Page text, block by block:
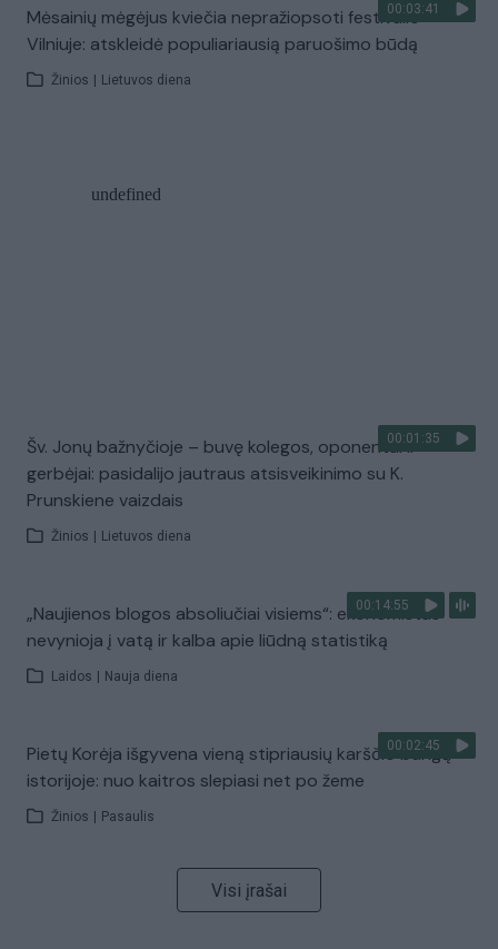
00:03:41
Mėsainių mėgėjus kviečia nepražiopsoti festivalio
Vilniuje: atskleidė populiariausią paruošimo būdą
Žinios Lietuvos diena
00:01:35
Šv. Jonų bažnyčioje – buvę kolegos, oponentai ir
gerbėjai: pasidalijo jautraus atsisveikinimo su K.
Prunskiene vaizdais
Žinios Lietuvos diena
00:14:55
„Naujienos blogos absoliučiai visiems“: ekonomistas
nevynioja į vatą ir kalba apie liūdną statistiką
Laidos Nauja diena
00:02:45
Pietų Korėja išgyvena vieną stipriausių karščio bangų
istorijoje: nuo kaitros slepiasi net po žeme
Žinios Pasaulis
Visi įrašai